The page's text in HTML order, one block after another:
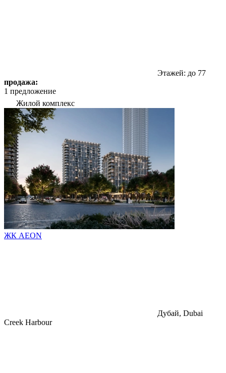
Этажей: до 77
продажа:
1 предложение
Жилой комплекс
ЖК AEON
Дубай, Dubai
Creek Harbour